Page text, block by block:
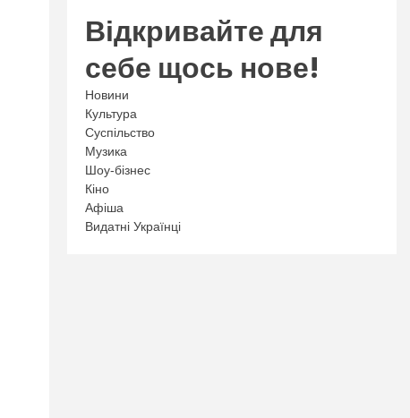
Відкривайте для
себе щось нове!
Новини
Культура
Суспільство
Музика
Шоу-бізнес
Кіно
Афіша
Видатні Українці